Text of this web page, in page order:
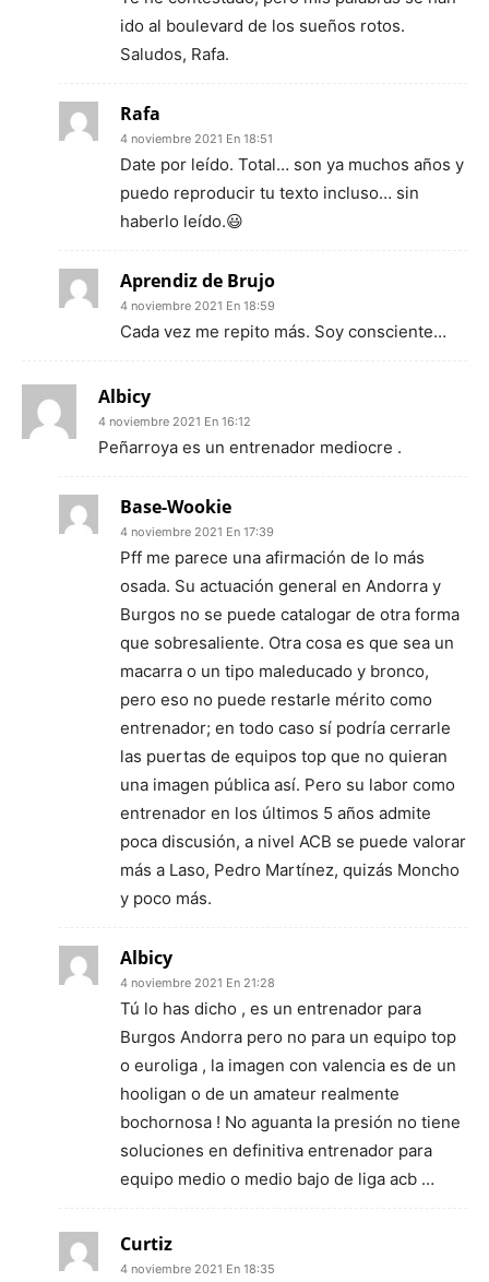
ido al boulevard de los sueños rotos.
Saludos, Rafa.
Rafa
4 noviembre 2021 En 18:51
Date por leído. Total… son ya muchos años y
puedo reproducir tu texto incluso… sin
haberlo leído.😃
Aprendiz de Brujo
4 noviembre 2021 En 18:59
Cada vez me repito más. Soy consciente…
Albicy
4 noviembre 2021 En 16:12
Peñarroya es un entrenador mediocre .
Base-Wookie
4 noviembre 2021 En 17:39
Pff me parece una afirmación de lo más
osada. Su actuación general en Andorra y
Burgos no se puede catalogar de otra forma
que sobresaliente. Otra cosa es que sea un
macarra o un tipo maleducado y bronco,
pero eso no puede restarle mérito como
entrenador; en todo caso sí podría cerrarle
las puertas de equipos top que no quieran
una imagen pública así. Pero su labor como
entrenador en los últimos 5 años admite
poca discusión, a nivel ACB se puede valorar
más a Laso, Pedro Martínez, quizás Moncho
y poco más.
Albicy
4 noviembre 2021 En 21:28
Tú lo has dicho , es un entrenador para
Burgos Andorra pero no para un equipo top
o euroliga , la imagen con valencia es de un
hooligan o de un amateur realmente
bochornosa ! No aguanta la presión no tiene
soluciones en definitiva entrenador para
equipo medio o medio bajo de liga acb …
Curtiz
4 noviembre 2021 En 18:35